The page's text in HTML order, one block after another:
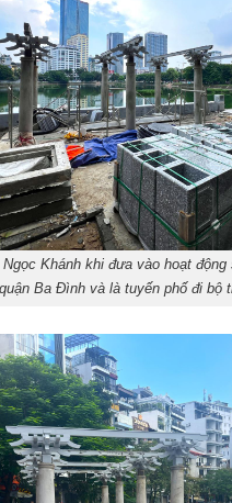
Khánh khi đưa vào hoạt
Ba Đình và là tuyến phố đi bộ